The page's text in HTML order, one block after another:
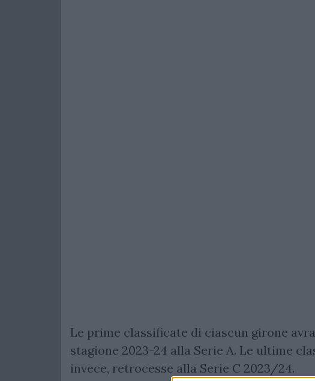
Le prime classificate di ciascun girone
stagione 2023-24 alla Serie A. Le ultime
invece, retrocesse alla Serie C 2023/24.